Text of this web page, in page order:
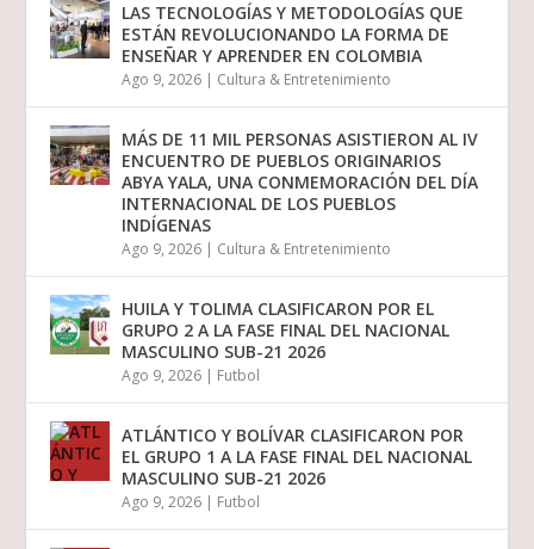
LAS TECNOLOGÍAS Y METODOLOGÍAS QUE
ESTÁN REVOLUCIONANDO LA FORMA DE
ENSEÑAR Y APRENDER EN COLOMBIA
Ago 9, 2026 | Cultura & Entretenimiento
MÁS DE 11 MIL PERSONAS ASISTIERON AL IV
ENCUENTRO DE PUEBLOS ORIGINARIOS
ABYA YALA, UNA CONMEMORACIÓN DEL DÍA
INTERNACIONAL DE LOS PUEBLOS
INDÍGENAS
Ago 9, 2026 | Cultura & Entretenimiento
HUILA Y TOLIMA CLASIFICARON POR EL
GRUPO 2 A LA FASE FINAL DEL NACIONAL
MASCULINO SUB-21 2026
Ago 9, 2026 | Futbol
ATLÁNTICO Y BOLÍVAR CLASIFICARON POR
EL GRUPO 1 A LA FASE FINAL DEL NACIONAL
MASCULINO SUB-21 2026
Ago 9, 2026 | Futbol